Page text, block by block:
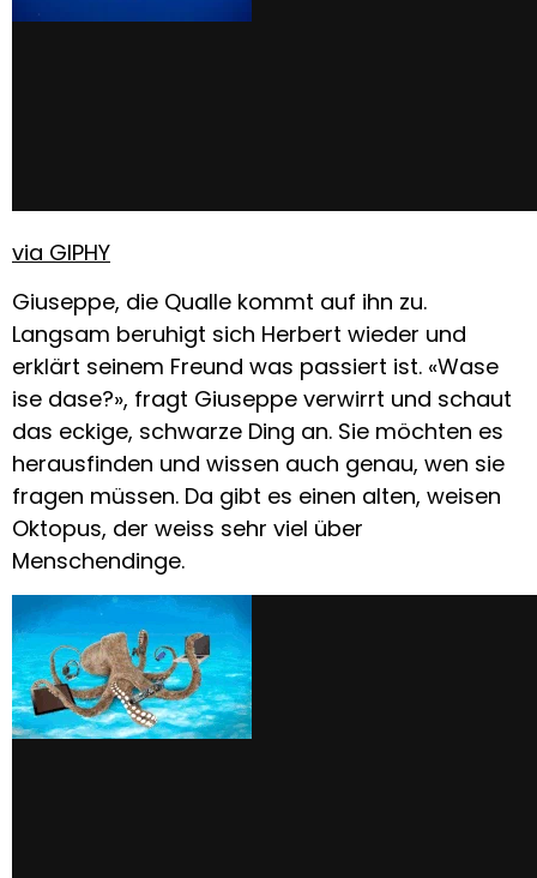
via GIPHY
Giuseppe, die Qualle kommt auf ihn zu.
Langsam beruhigt sich Herbert wieder und
erklärt seinem Freund was passiert ist. «Wase
ise dase?», fragt Giuseppe verwirrt und schaut
das eckige, schwarze Ding an. Sie möchten es
herausfinden und wissen auch genau, wen sie
fragen müssen. Da gibt es einen alten, weisen
Oktopus, der weiss sehr viel über
Menschendinge.